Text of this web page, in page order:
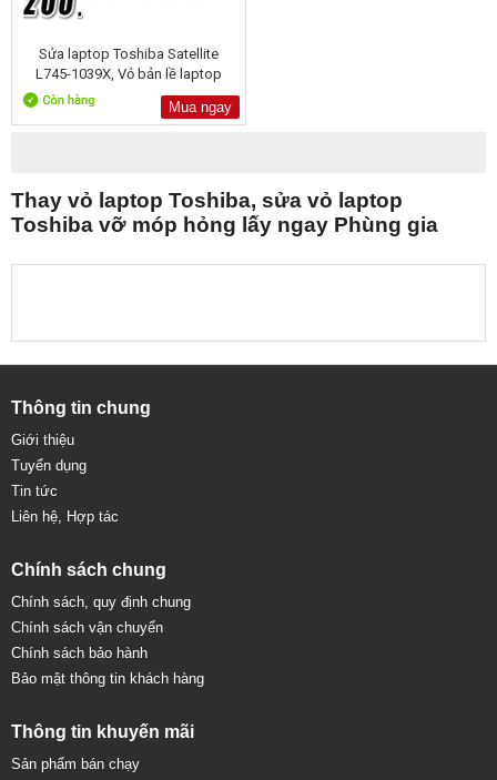
Sửa laptop Toshiba Satellite
L745-1039X, Vỏ bản lề laptop
Mua ngay
Thay vỏ laptop Toshiba, sửa vỏ laptop
Toshiba vỡ móp hỏng lấy ngay Phùng gia
Thông tin chung
Giới thiệu
Tuyển dụng
Tin tức
Liên hệ, Hợp tác
Chính sách chung
Chính sách, quy định chung
Chính sách vận chuyển
Chính sách bảo hành
Bảo mật thông tin khách hàng
Thông tin khuyến mãi
Sản phẩm bán chạy